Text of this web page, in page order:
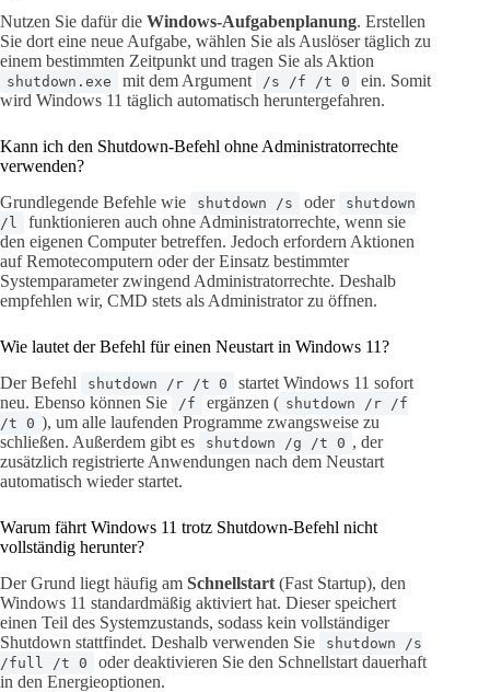
Nutzen Sie dafür die Windows-Aufgabenplanung. Erstellen
Sie dort eine neue Aufgabe, wählen Sie als Auslöser täglich zu
einem bestimmten Zeitpunkt und tragen Sie als Aktion
shutdown.exe mit dem Argument /s /f /t 0
ein. Somit
wird Windows 11 täglich automatisch heruntergefahren.
Kann ich den Shutdown-Befehl ohne Administratorrechte
verwenden?
Grundlegende Befehle wie
shutdown /s oder
shutdown
/l
funktionieren auch ohne Administratorrechte, wenn sie
den eigenen Computer betreffen. Jedoch erfordern Aktionen
auf Remotecomputern oder der Einsatz bestimmter
Systemparameter zwingend Administratorrechte. Deshalb
empfehlen wir, CMD stets als Administrator zu öffnen.
Wie lautet der Befehl für einen Neustart in Windows 11?
Der Befehl
shutdown /r /t 0
startet Windows 11 sofort
neu. Ebenso können Sie
/f ergänzen ( shutdown /r /f
/t 0 ), um alle laufenden Programme zwangsweise zu
schließen. Außerdem gibt es
shutdown /g /t 0 , der
zusätzlich registrierte Anwendungen nach dem Neustart
automatisch wieder startet.
Warum fährt Windows 11 trotz Shutdown-Befehl nicht
vollständig herunter?
Der Grund liegt häufig am Schnellstart (Fast Startup), den
Windows 11 standardmäßig aktiviert hat. Dieser speichert
einen Teil des Systemzustands, sodass kein vollständiger
Shutdown stattfindet. Deshalb verwenden Sie
shutdown /s
/full /t 0
oder deaktivieren Sie den Schnellstart dauerhaft
in den Energieoptionen.